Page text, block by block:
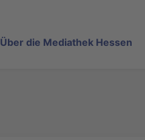
Über die Mediathek Hessen